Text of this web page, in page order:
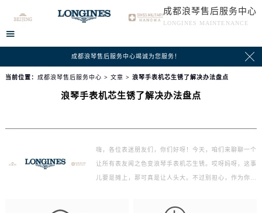
成都浪琴售后服务中心
LONGINES MAINTENANCE

成都浪琴售后服务中心竭诚为您服务！ 
当前位置： 成都浪琴售后服务中心 > 文章 > 浪琴手表机芯生锈了解决办法盘点
浪琴手表机芯生锈了解决办法盘点
嗨，各位表迷朋友们，你们好呀！今天，咱们来聊聊一个
让所有表友闻之色变浪琴手表机芯生锈。哎呀妈呀，这事
儿要是摊上，那可真是让人头大。不过别担心，作为你们